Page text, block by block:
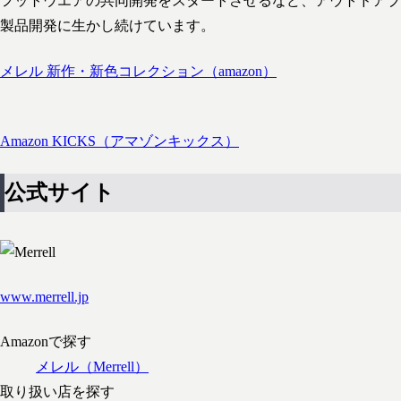
製品開発に生かし続けています。
メレル 新作・新色コレクション（amazon）
Amazon KICKS（アマゾンキックス）
公式サイト
www.merrell.jp
Amazonで探す
メレル（Merrell）
取り扱い店を探す